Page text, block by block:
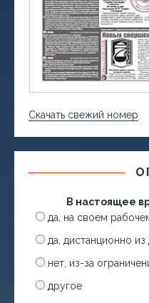
Скачать свежий номер
В настоящее
да, на своем
да, дистанционно
нет, из-за
другое